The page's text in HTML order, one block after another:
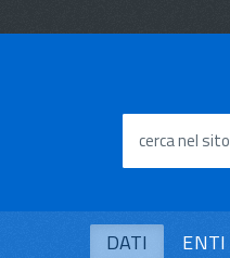
cerca nel sito
DATI ENTI